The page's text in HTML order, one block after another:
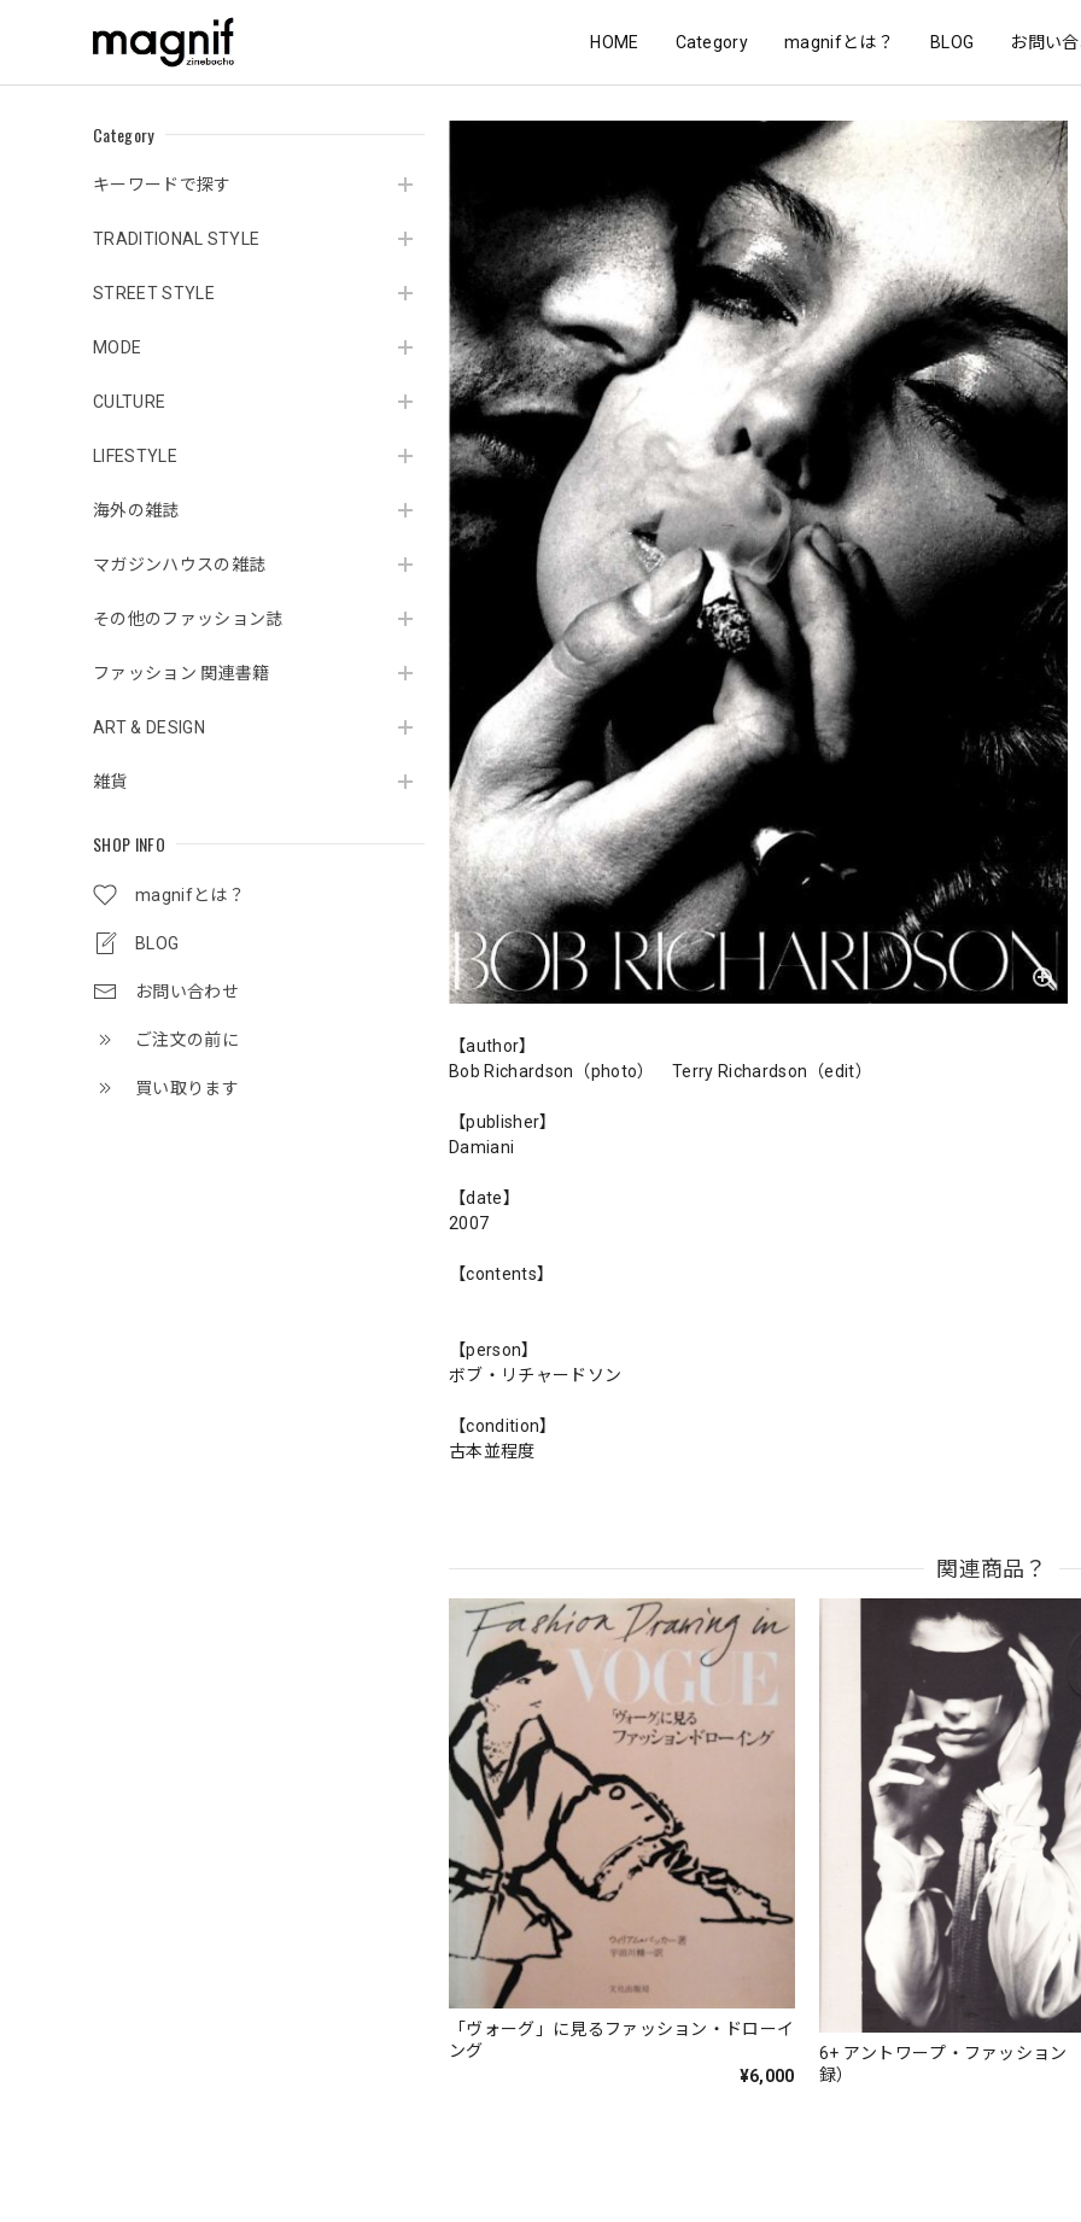
HOME Category magnifとは？ BLOG お問い
Category
キーワードで探す
TRADITIONAL STYLE
STREET STYLE
MODE
CULTURE
LIFESTYLE
海外の雑誌
マガジンハウスの雑誌
その他のファッション誌
ファッション 関連書籍
ART & DESIGN
雑貨
SHOP INFO
magnifとは？
BLOG
お問い合わせ
ご注文の前に
買い取ります
【author】
Bob Richardson（photo） Terry Richardson（edit）
【publisher】
Damiani
【date】
2007
【contents】
【person】
ボブ・リチャードソン
【condition】
古本並程度
関連商品？
「ヴォーグ」に見るファッション・ドローイ
ング
¥6,000
6+ アントワープ・ファッション
録）